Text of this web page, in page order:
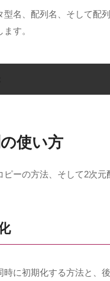
名、配列名、そして配
す。
使い方
ピーの方法、そして2次元
に初期化する方法と、